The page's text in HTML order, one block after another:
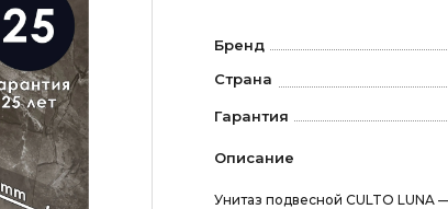
Бренд
Страна
Гарантия
Описание
Унитаз подвесной CULTO LUNA